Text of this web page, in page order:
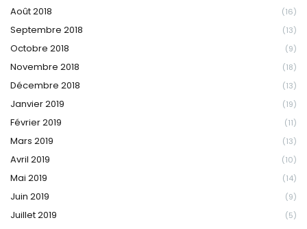
Août 2018 (16)
Septembre 2018 (13)
Octobre 2018 (9)
Novembre 2018 (18)
Décembre 2018 (13)
Janvier 2019 (19)
Février 2019 (11)
Mars 2019 (13)
Avril 2019 (10)
Mai 2019 (14)
Juin 2019 (9)
Juillet 2019 (5)